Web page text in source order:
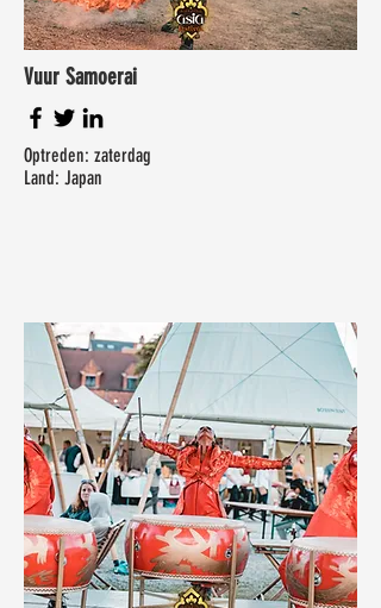
Vuur Samoerai
Optreden: zaterdag
Land: Japan